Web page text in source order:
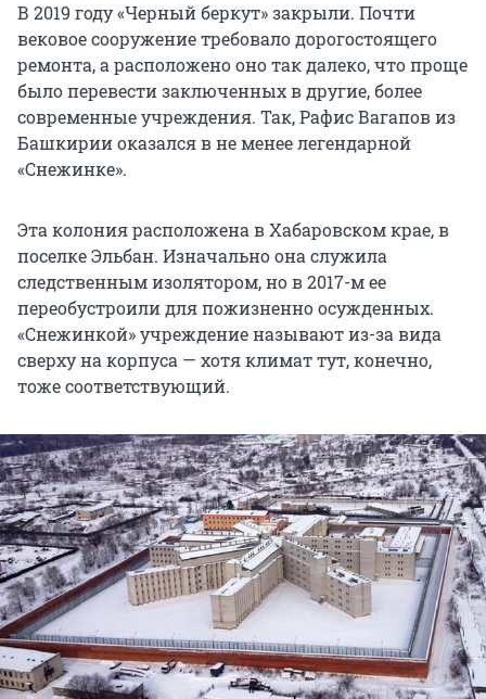
В 2019 году «Черный беркут» закрыли. Почти
вековое сооружение требовало дорогостоящего
ремонта, а расположено оно так далеко, что проще
было перевести заключенных в другие, более
современные учреждения. Так, Рафис Вагапов из
Башкирии оказался в не менее легендарной
«Снежинке».
Эта колония расположена в Хабаровском крае, в
поселке Эльбан. Изначально она служила
следственным изолятором, но в 2017-м ее
переобустроили для пожизненно осужденных.
«Снежинкой» учреждение называют из-за вида
сверху на корпуса — хотя климат тут, конечно,
тоже соответствующий.